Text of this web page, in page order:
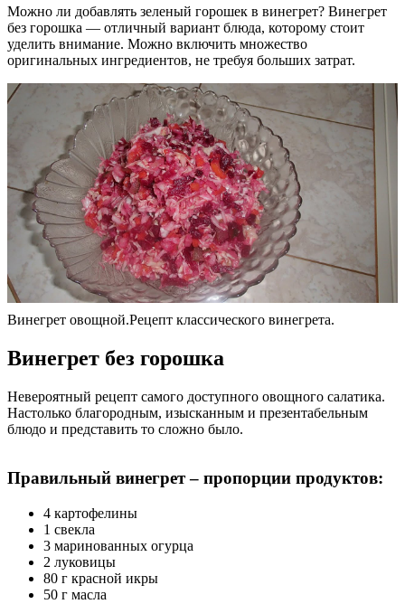
Можно ли добавлять зеленый горошек в винегрет? Винегрет
без горошка — отличный вариант блюда, которому стоит
уделить внимание. Можно включить множество
оригинальных ингредиентов, не требуя больших затрат.
Винегрет овощной.Рецепт классического винегрета.
Винегрет без горошка
Невероятный рецепт самого доступного овощного салатика.
Настолько благородным, изысканным и презентабельным
блюдо и представить то сложно было.
Правильный винегрет – пропорции продуктов:
4 картофелины
1 свекла
3 маринованных огурца
2 луковицы
80 г красной икры
50 г масла